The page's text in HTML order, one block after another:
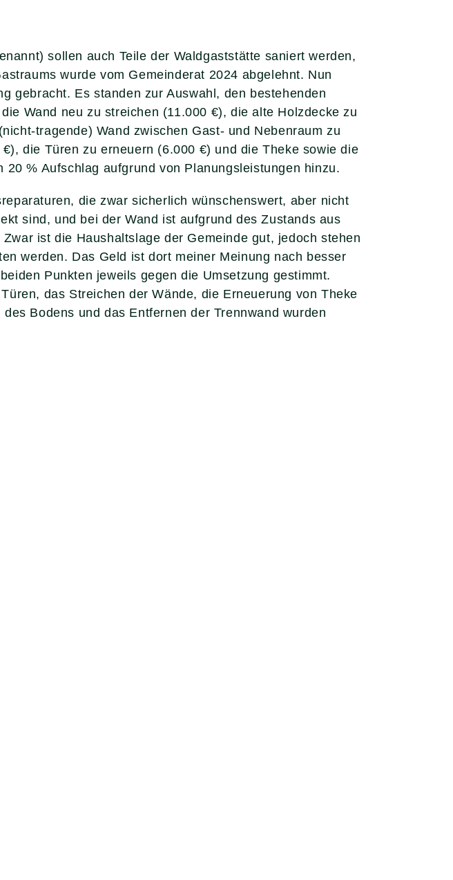
sollen auch Teile der Waldgaststätte saniert werden,
wurde vom Gemeinderat 2024 abgelehnt. Nun
gebracht. Es standen zur Auswahl, den bestehenden
Wand neu zu streichen (11.000 €), die alte Holzdecke zu
tragende) Wand zwischen Gast- und Nebenraum zu
die Türen zu erneuern (6.000 €) und die Theke sowie die
% Aufschlag aufgrund von Planungsleistungen hinzu.
die zwar sicherlich wünschenswert, aber nicht
sind, und bei der Wand ist aufgrund des Zustands aus
ist die Haushaltslage der Gemeinde gut, jedoch stehen
werden. Das Geld ist dort meiner Meinung nach besser
Punkten jeweils gegen die Umsetzung gestimmt.
das Streichen der Wände, die Erneuerung von Theke
Bodens und das Entfernen der Trennwand wurden